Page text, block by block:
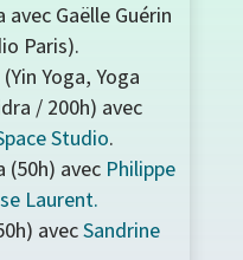
Gaëlle Guérin
Paris).
Yoga, Yoga
/ 200h) avec
Studio.
(50h) avec Philippe
Laurent.
avecSandrine